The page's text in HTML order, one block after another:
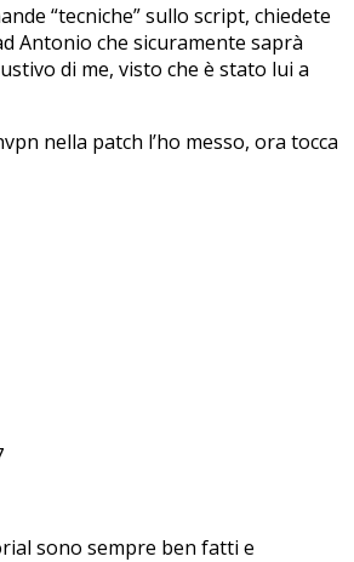
“tecniche” sullo script, chiedete
Antonio che sicuramente saprà
di me, visto che è stato lui a
nella patch l’ho messo, ora tocca
sono sempre ben fatti e